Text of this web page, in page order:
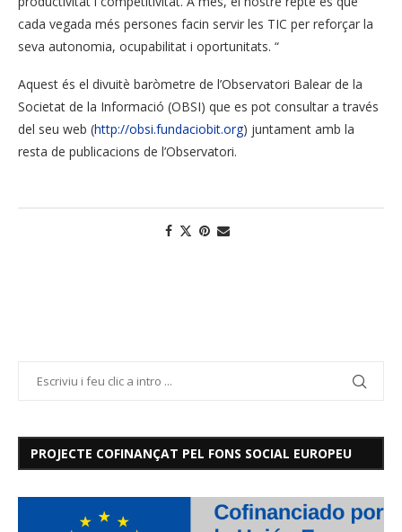
cada vegada més persones facin servir les TIC per reforçar la
seva autonomia, ocupabilitat i oportunitats. “
Aquest és el divuitè baròmetre de l’Observatori Balear de la
Societat de la Informació (OBSI) que es pot consultar a través
del seu web (http://obsi.fundaciobit.org) juntament amb la
resta de publicacions de l’Observatori.
PROJECTE COFINANÇAT PEL FONS SOCIAL EUROPEU